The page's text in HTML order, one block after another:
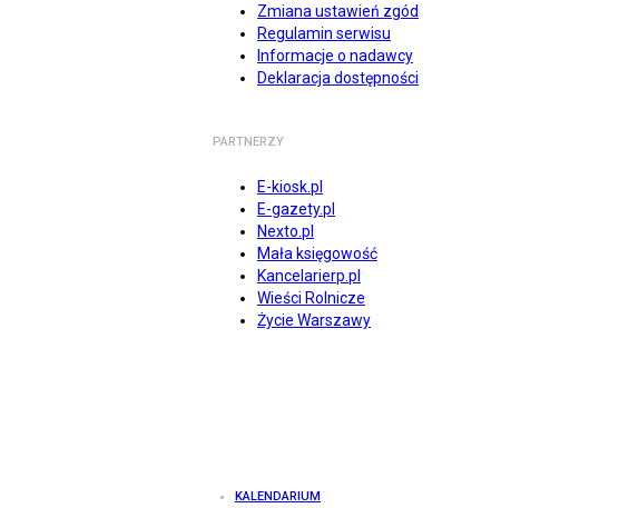
Zmiana ustawień zgód
Regulamin serwisu
Informacje o nadawcy
Deklaracja dostępności
PARTNERZY
E-kiosk.pl
E-gazety.pl
Nexto.pl
Mała księgowość
Kancelarierp.pl
Wieści Rolnicze
Życie Warszawy
KALENDARIUM